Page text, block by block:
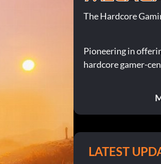
The Hardcore
Pioneering in
hardcore gamer-
LATEST